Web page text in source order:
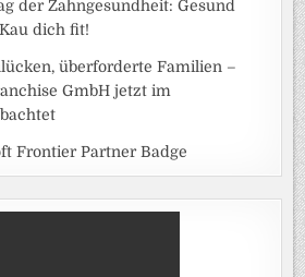
der Zahngesundheit: Gesund
dich fit!
überforderte Familien –
GmbH jetzt im
Frontier Partner Badge